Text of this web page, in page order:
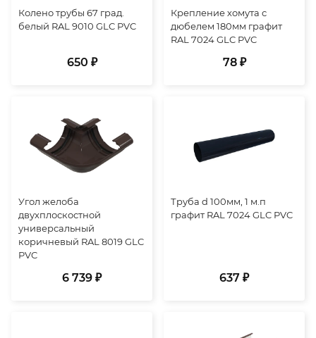
Колено трубы 67 град.
белый RAL 9010 GLC PVC
650 ₽
Крепление хомута с
дюбелем 180мм графит
RAL 7024 GLC PVC
78 ₽
Угол желоба
двухплоскостной
универсальный
коричневый RAL 8019 GLC
PVC
6 739 ₽
Труба d 100мм, 1 м.п
графит RAL 7024 GLC PVC
637 ₽